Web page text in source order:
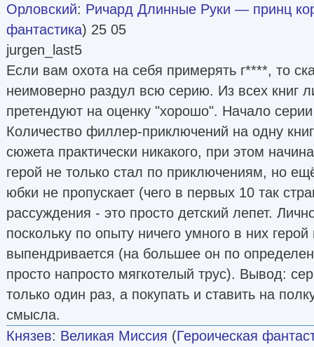
Орловский: Ричард Длинные Руки — принц
фантастика) 25 05
jurgen_last5
Если вам охота на себя примерять г****, то
неимоверно раздул всю серию. Из всех книг
претендуют на оценку "хорошо". Начало
Количество филлер-приключений на одну
сюжета практически никакого, при этом
герой не только стал по приключениям, но
юбки не пропускает (чего в первых 10 так
рассуждения - это просто детский лепет.
поскольку по опыту ничего умного в них герой
выпендривается (на большее он по
просто напросто мягкотелый трус). Вывод:
только один раз, а покупать и ставить на
смысла.
Князев: Великая Миссия (Героическая